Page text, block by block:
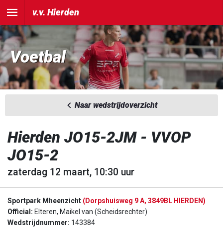
v.v. Hierden
Voetbal
Naar wedstrijdoverzicht
Hierden JO15-2JM - VVOP
JO15-2
zaterdag 12 maart, 10:30 uur
Sportpark Mheenzicht (Dorpshuisweg 9 A, 3849BL HIERDEN)
Official: Elteren, Maikel van (Scheidsrechter)
Wedstrijdnummer: 143384